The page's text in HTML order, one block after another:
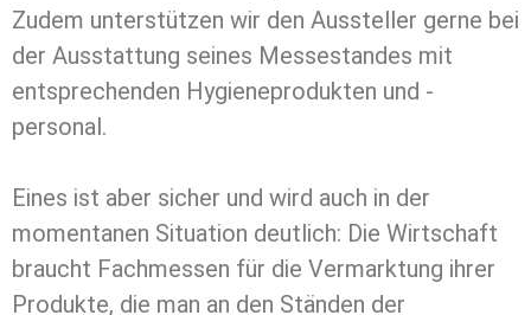
Zudem unterstützen wir den Aussteller gerne bei
der Ausstattung seines Messestandes mit
entsprechenden Hygieneprodukten und -
personal.
Eines ist aber sicher und wird auch in der
momentanen Situation deutlich: Die Wirtschaft
braucht Fachmessen für die Vermarktung ihrer
Produkte, die man an den Ständen der